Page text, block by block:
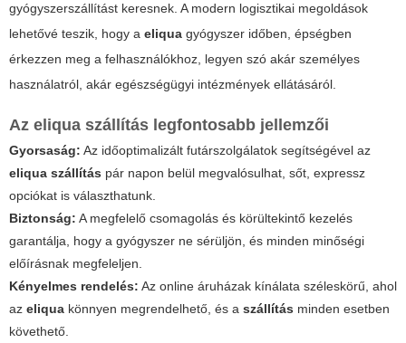
gyógyszerszállítást keresnek. A modern logisztikai megoldások
lehetővé teszik, hogy a eliqua gyógyszer időben, épségben
érkezzen meg a felhasználókhoz, legyen szó akár személyes
használatról, akár egészségügyi intézmények ellátásáról.
Az eliqua szállítás legfontosabb jellemzői
Gyorsaság: Az időoptimalizált futárszolgálatok segítségével az
eliqua szállítás pár napon belül megvalósulhat, sőt, expressz
opciókat is választhatunk.
Biztonság: A megfelelő csomagolás és körültekintő kezelés
garantálja, hogy a gyógyszer ne sérüljön, és minden minőségi
előírásnak megfeleljen.
Kényelmes rendelés: Az online áruházak kínálata széleskörű, ahol
az eliqua könnyen megrendelhető, és a szállítás minden esetben
követhető.